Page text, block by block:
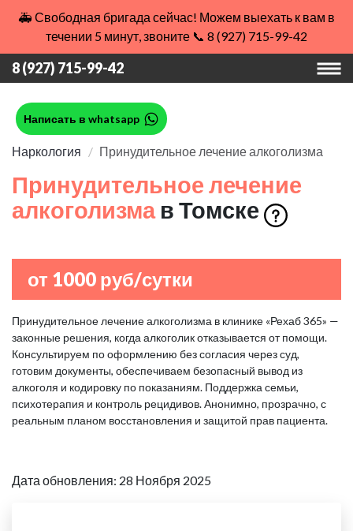
🚑 Свободная бригада сейчас! Можем выехать к вам в
течении 5 минут, звоните 📞 8 (927) 715-99-42
8 (927) 715-99-42
Написать в whatsapp
Наркология Принудительное лечение алкоголизма
Принудительное лечение
алкоголизма в Томске
от 1000 руб/сутки
Принудительное лечение алкоголизма в клинике «Рехаб 365» —
законные решения, когда алкоголик отказывается от помощи.
Консультируем по оформлению без согласия через суд,
готовим документы, обеспечиваем безопасный вывод из
алкоголя и кодировку по показаниям. Поддержка семьи,
психотерапия и контроль рецидивов. Анонимно, прозрачно, с
реальным планом восстановления и защитой прав пациента.
Дата обновления: 28 Ноября 2025